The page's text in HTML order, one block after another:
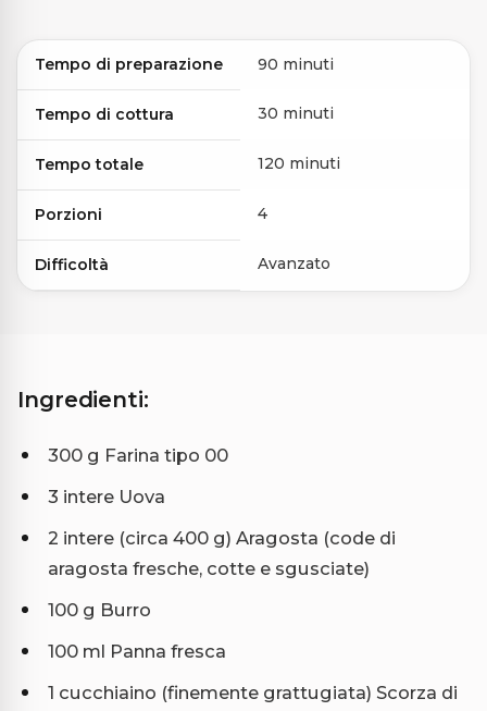
Tempo di preparazione 90 minuti
Tempo di cottura 30 minuti
Tempo totale 120 minuti
Porzioni 4
Difficoltà Avanzato
Ingredienti:
300 g Farina tipo 00
3 intere Uova
2 intere (circa 400 g) Aragosta (code di
aragosta fresche, cotte e sgusciate)
100 g Burro
100 ml Panna fresca
1 cucchiaino (finemente grattugiata) Scorza di